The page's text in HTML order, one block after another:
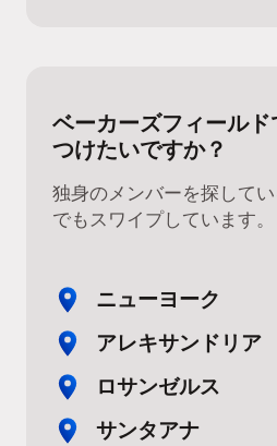
ベーカーズフィール
つけたいですか？
独身のメンバーを探して
でもスワイプしています。
ニューヨーク
アレキサンドリア
ロサンゼルス
サンタアナ